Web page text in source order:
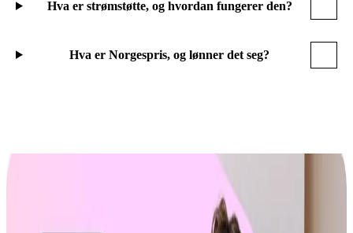
Hva er strømstøtte, og hvordan fungerer den?
Hva er Norgespris, og lønner det seg?